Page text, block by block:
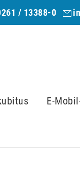
/ 13388-0
E-